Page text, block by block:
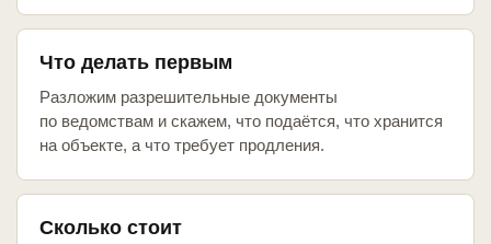
Что делать первым
Разложим разрешительные документы
по ведомствам и скажем, что подаётся, что хранится
на объекте, а что требует продления.
Сколько стоит